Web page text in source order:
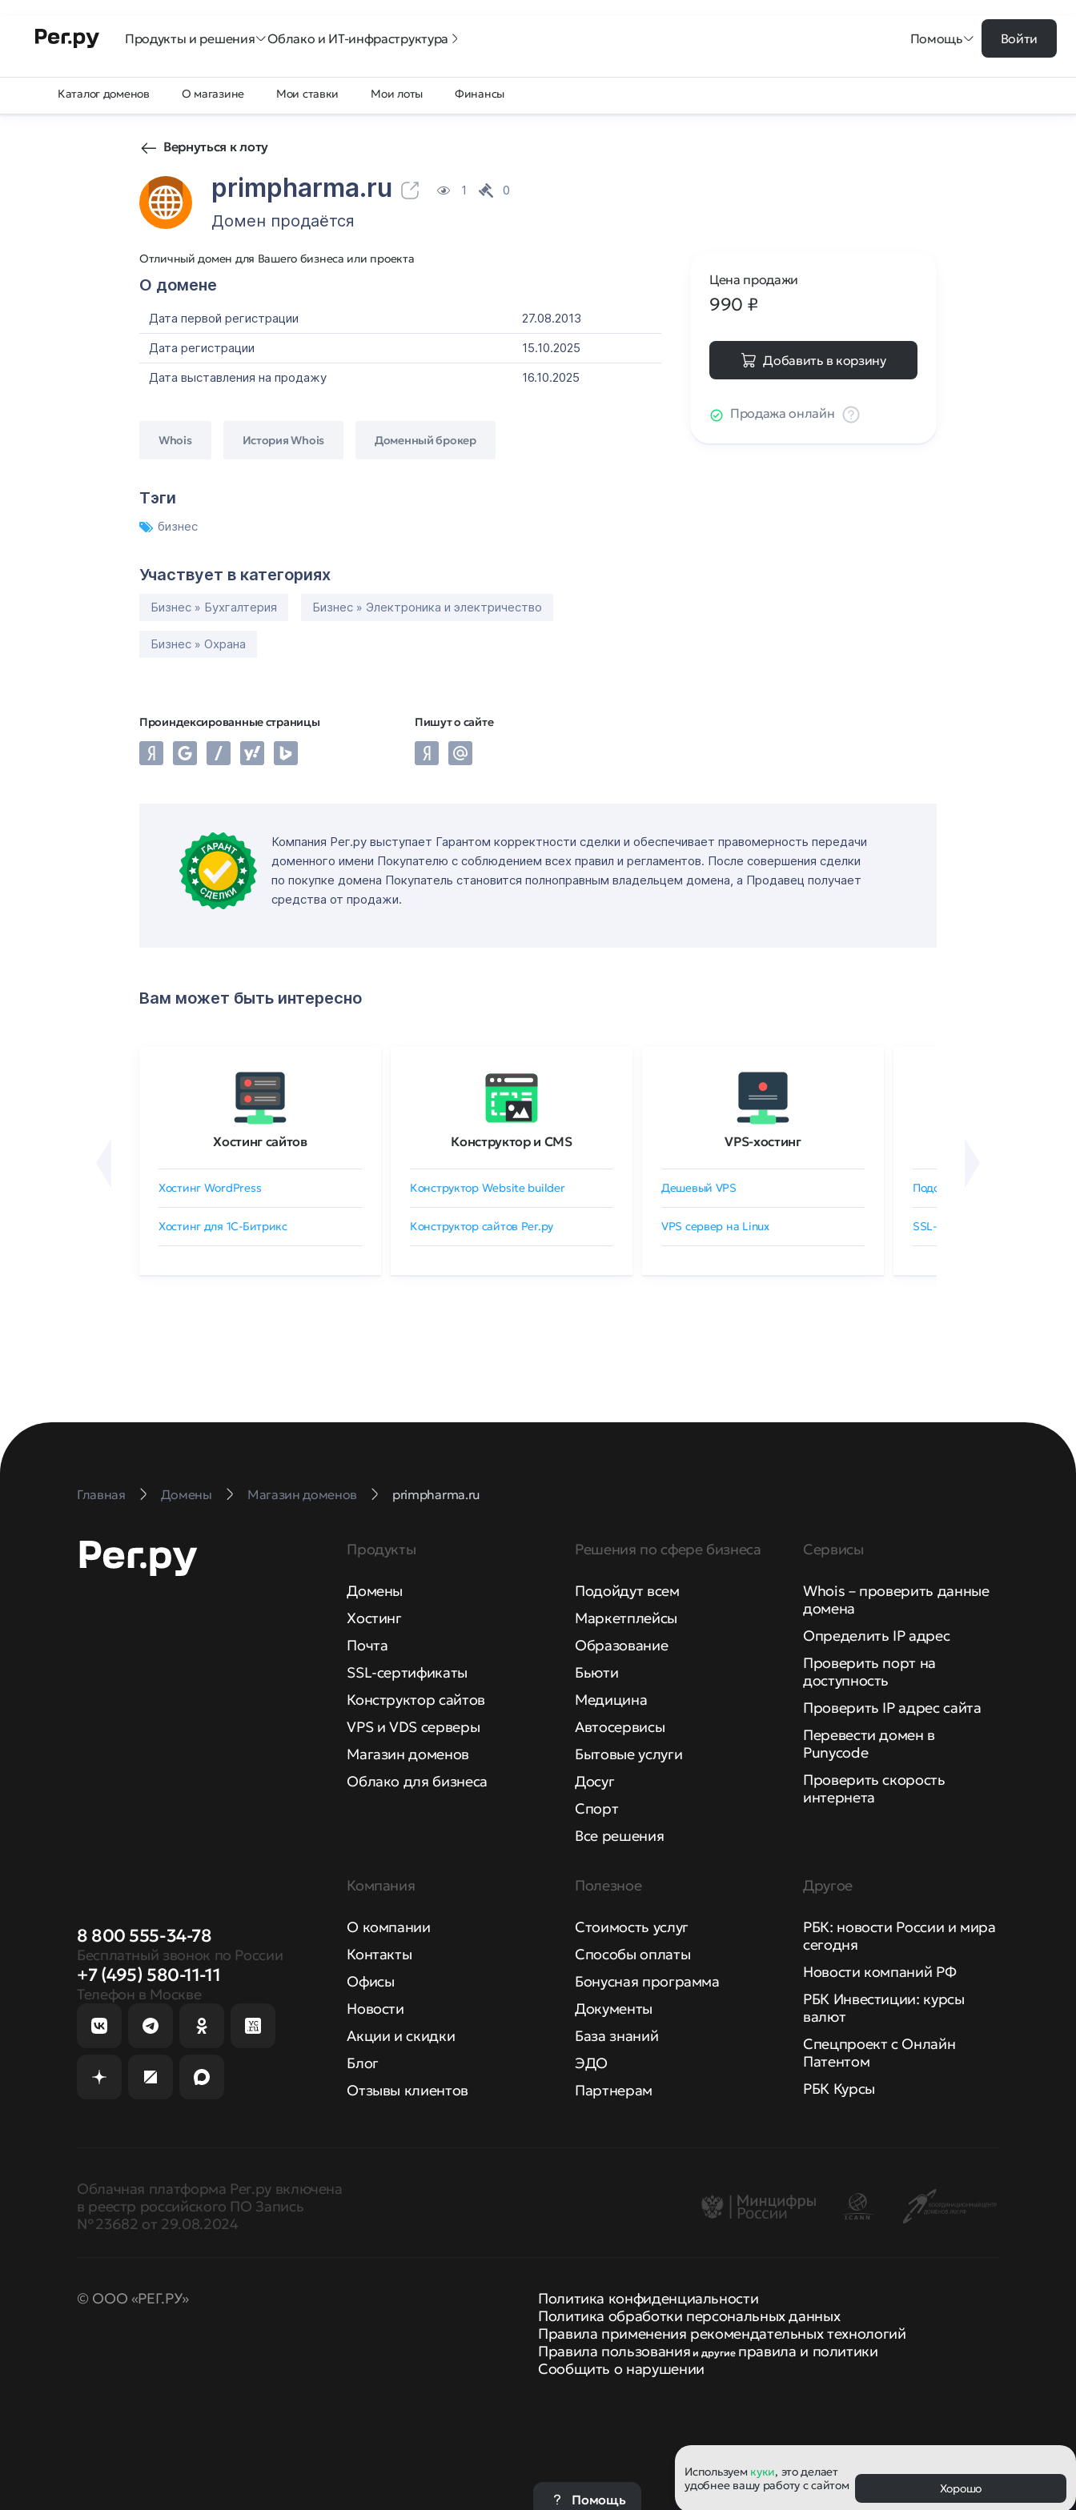
Продукты и решения Облако и ИТ-инфраструктура Помощь Войти
Каталог доменов О магазине Мои ставки Мои лоты Финансы
Вернуться к лоту
primpharma.ru 1 0
Домен продаётся
Отличный домен для Вашего бизнеса или проекта
О домене
Дата первой регистрации
27.08.2013
Дата регистрации
15.10.2025
Дата выставления на продажу
16.10.2025
Whois История Whois Доменный брокер
Тэги
бизнес
Участвует в категориях
Бизнес » Бухгалтерия Бизнес » Электроника и электричество
Бизнес » Охрана
Проиндексированные страницы Пишут о сайте
Цена продажи
990 ₽
Добавить в корзину
Продажа онлайн
Компания Рег.ру выступает Гарантом корректности сделки и обеспечивает правомерность передачи
доменного имени Покупателю с соблюдением всех правил и регламентов. После совершения сделки
по покупке домена Покупатель становится полноправным владельцем домена, а Продавец получает
средства от продажи.
Вам может быть интересно
Хостинг сайтов
Хостинг WordPress
Хостинг для 1C-Битрикс
Конструктор и CMS
Конструктор Website builder
Конструктор сайтов Рег.ру
VPS-хостинг
Дешевый VPS
VPS сервер на Linux
Подобрать SSL-сертификат
SSL-сертификаты GlobalSign
Главная Домены Магазин доменов primpharma.ru
8 800 555-34-78
Бесплатный звонок по России
+7 (495) 580-11-11
Телефон в Москве
Продукты
Домены
Хостинг
Почта
SSL-сертификаты
Конструктор сайтов
VPS и VDS серверы
Магазин доменов
Облако для бизнеса
Решения по сфере бизнеса
Подойдут всем
Маркетплейсы
Образование
Бьюти
Медицина
Автосервисы
Бытовые услуги
Досуг
Спорт
Все решения
Сервисы
Whois – проверить данные
домена
Определить IP адрес
Проверить порт на
доступность
Проверить IP адрес сайта
Перевести домен в
Punycode
Проверить скорость
интернета
Компания
О компании
Контакты
Офисы
Новости
Акции и скидки
Блог
Отзывы клиентов
Полезное
Стоимость услуг
Способы оплаты
Бонусная программа
Документы
База знаний
ЭДО
Партнерам
Другое
РБК: новости России и мира
сегодня
Новости компаний РФ
РБК Инвестиции: курсы
валют
Спецпроект с Онлайн
Патентом
РБК Курсы
Облачная платформа Рег.ру включена
в реестр российского ПО Запись
№ 23682 от 29.08.2024
© ООО «РЕГ.РУ»
Политика конфиденциальности
Политика обработки персональных данных
Правила применения рекомендательных технологий
Правила пользования и другие правила и политики
Сообщить о нарушении
Используем куки, это делает
удобнее вашу работу с сайтом
Хорошо
Помощь